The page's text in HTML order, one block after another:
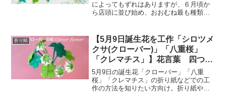
によってもずれはありますが、６月頃か
ら店頭に並び始め、おおむね最も種類や
けてです。そんなぶどうを折り紙でどう
ぞ。ぶどうの飾りの作り方...
折り紙
【5月9日誕生花を工作「シロツメ
クサ(クローバー)」「八重桜」
「クレマチス」】花言葉 四つ葉
のクローバー 立体 簡単な折り
方 Origami four leaf clover
（Lucky clover） tutorial
5月9日の誕生花「クローバー」「八重
桜」「クレマチス」の折り紙などでの工
作の方法を知りたい方向け。折り紙や、